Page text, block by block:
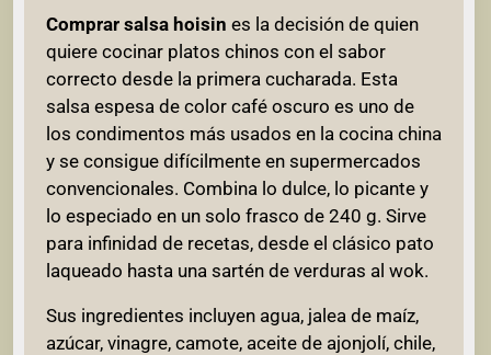
Comprar salsa hoisin es la decisión de quien
quiere cocinar platos chinos con el sabor
correcto desde la primera cucharada. Esta
salsa espesa de color café oscuro es uno de
los condimentos más usados en la cocina china
y se consigue difícilmente en supermercados
convencionales. Combina lo dulce, lo picante y
lo especiado en un solo frasco de 240 g. Sirve
para infinidad de recetas, desde el clásico pato
laqueado hasta una sartén de verduras al wok.
Sus ingredientes incluyen agua, jalea de maíz,
azúcar, vinagre, camote, aceite de ajonjolí, chile,